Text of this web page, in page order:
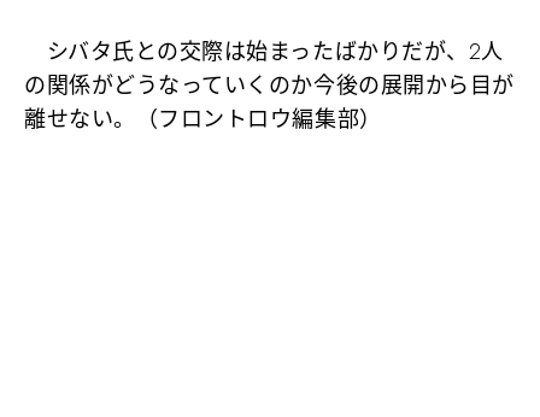
シバタ氏との交際は始まったばかりだが、2人
の関係がどうなっていくのか今後の展開から目が
離せない。（フロントロウ編集部）